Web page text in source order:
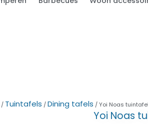
/ Tuintafels /Dining tafels / Yoi Noas
Yoi Noas